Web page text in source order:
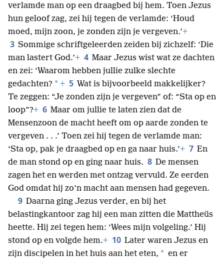
verlamde man op een draagbed bij hem. Toen Jezus
hun geloof zag, zei hij tegen de verlamde: ‘Houd
moed, mijn zoon, je zonden zijn je vergeven.’+
3 Sommige schriftgeleerden zeiden bij zichzelf: ‘Die
man lastert God.’+ 4 Maar Jezus wist wat ze dachten
en zei: ‘Waarom hebben jullie zulke slechte
gedachten? * + 5 Wat is bijvoorbeeld makkelijker?
Te zeggen: “Je zonden zijn je vergeven” of: “Sta op en
loop”?+ 6 Maar om jullie te laten zien dat de
Mensenzoon de macht heeft om op aarde zonden te
vergeven . . .’ Toen zei hij tegen de verlamde man:
‘Sta op, pak je draagbed op en ga naar huis.’+ 7 En
de man stond op en ging naar huis. 8 De mensen
zagen het en werden met ontzag vervuld. Ze eerden
God omdat hij zo’n macht aan mensen had gegeven.
9 Daarna ging Jezus verder, en bij het
belastingkantoor zag hij een man zitten die Mattheüs
heette. Hij zei tegen hem: ‘Wees mijn volgeling.’ Hij
stond op en volgde hem.+ 10 Later waren Jezus en
zijn discipelen in het huis aan het eten, * en er